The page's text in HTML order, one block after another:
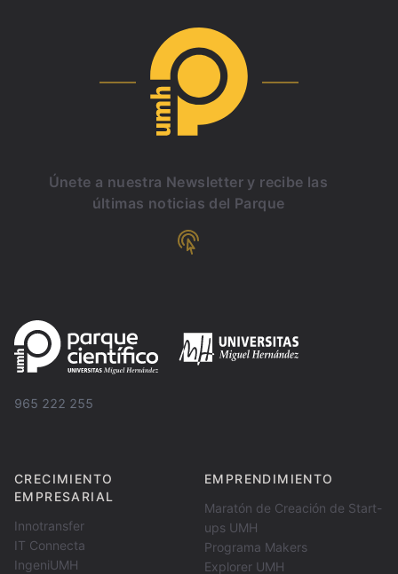
Únete a nuestra Newsletter y recibe las
últimas noticias del Parque
965 222 255
CRECIMIENTO
EMPRESARIAL
Innotransfer
IT Connecta
IngeniUMH
EMPRENDIMIENTO
Maratón de Creación de Start-
ups UMH
Programa Makers
Explorer UMH